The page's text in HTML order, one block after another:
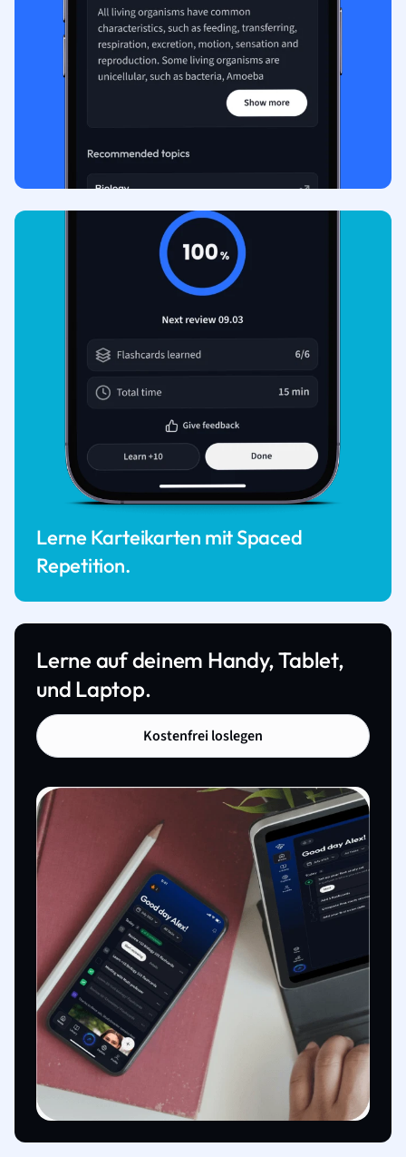
Lerne Karteikarten mit Spaced
Repetition.
Lerne auf deinem Handy, Tablet,
und Laptop.
Kostenfrei loslegen